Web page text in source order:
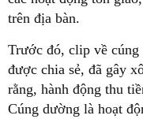
trên địa bàn.
Trước đó, clip về
được chia sẻ, đã gây
rằng, hành động thu
Cúng dường là hoạt